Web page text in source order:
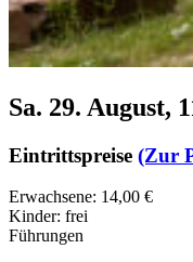
Sa. 29. August,
Eintrittspreise (Zur
Erwachsene: 14,00 €
Kinder: frei
Führungen